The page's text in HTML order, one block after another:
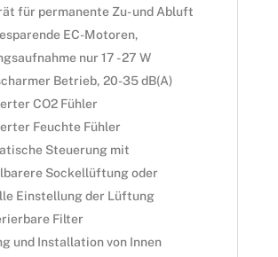
für permanente Zu- und Abluft
EC-Motoren,
nur 17 - 27 W
Betrieb, 20-35 dB(A)
CO2 Fühler
Feuchte Fühler
Steuerung mit
Sockellüftung oder
Einstellung der Lüftung
Filter
und Installation von Innen